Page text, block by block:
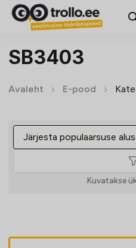
SB3403
Avaleht E-pood
Kuvatakse